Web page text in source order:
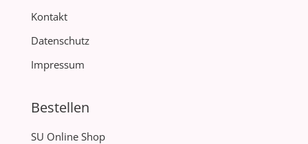
Kontakt
Datenschutz
Impressum
Bestellen
SU Online Shop